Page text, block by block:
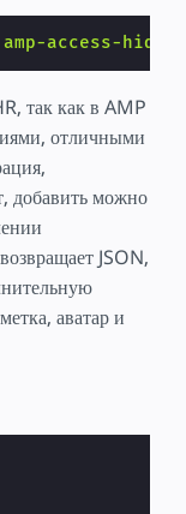
amp-access-hide
так как в AMP
отличными
добавить можно
JSON,
аватар и